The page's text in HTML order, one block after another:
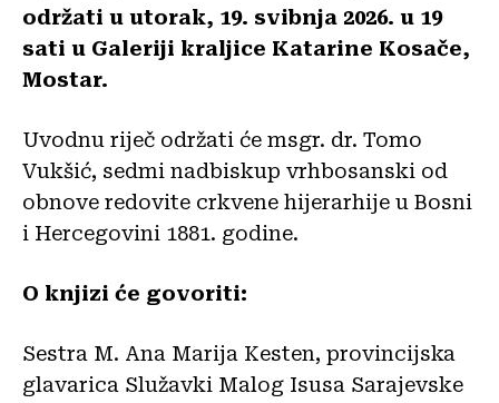
održati u utorak, 19. svibnja 2026. u 19
sati u Galeriji kraljice Katarine Kosače,
Mostar.
Uvodnu riječ održati će msgr. dr. Tomo
Vukšić, sedmi nadbiskup vrhbosanski od
obnove redovite crkvene hijerarhije u Bosni
i Hercegovini 1881. godine.
O knjizi će govoriti:
Sestra M. Ana Marija Kesten, provincijska
glavarica Služavki Malog Isusa Sarajevske